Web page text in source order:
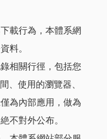
載行為，本體系網
料。
相關行徑，包括您
、使用的瀏覽器、
為內部應用，做為
不對外公布。